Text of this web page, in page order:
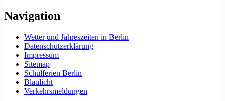
Navigation
Wetter und Jahreszeiten in Berlin
Datenschutzerklärung
Impressum
Sitemap
Schulferien Berlin
Blaulicht
Verkehrsmeldungen